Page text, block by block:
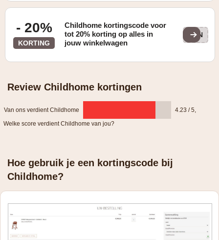
- 20%
KORTING
Childhome kortingscode voor
tot 20% korting op alles in
jouw winkelwagen
GON
Review Childhome kortingen
Van ons verdient Childhome 4.23 / 5
Welke score verdient Childhome van jou?
Hoe gebruik je een kortingscode bij
Childhome?